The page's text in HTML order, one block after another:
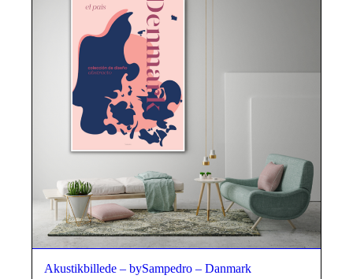
Akustikbillede – bySampedro – Danmark